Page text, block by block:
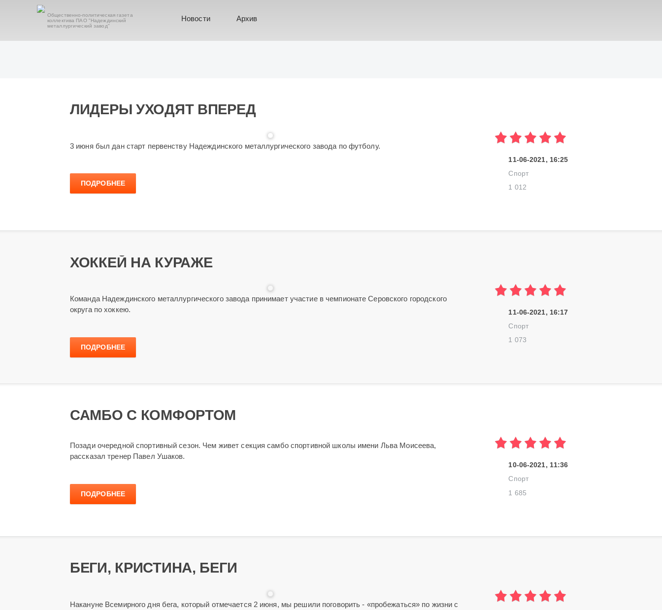
Общественно-политическая газета
коллектива ПАО "Надеждинский
металлургический завод"
Новости Архив
ЛИДЕРЫ УХОДЯТ ВПЕРЕД
11-06-2021, 16:25
Спорт
1 012
3 июня был дан старт первенству Надеждинского металлургического завода по футболу.
ПОДРОБНЕЕ
ХОККЕЙ НА КУРАЖЕ
11-06-2021, 16:17
Спорт
1 073
Команда Надеждинского металлургического завода принимает участие в чемпио­нате Серовского городского
округа по хоккею.
ПОДРОБНЕЕ
САМБО С КОМФОРТОМ
10-06-2021, 11:36
Спорт
1 685
Позади очередной спортивный сезон. Чем живет секция самбо спортивной школы имени Льва Моисеева,
рассказал тренер Павел Ушаков.
ПОДРОБНЕЕ
БЕГИ, КРИСТИНА, БЕГИ
Накануне Всемирного дня бега, который отмечается 2 июня, мы решили поговорить - «пробежаться» по жизни с